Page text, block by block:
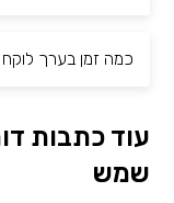
כמה זמן בערך
עוד כתבות
שמש